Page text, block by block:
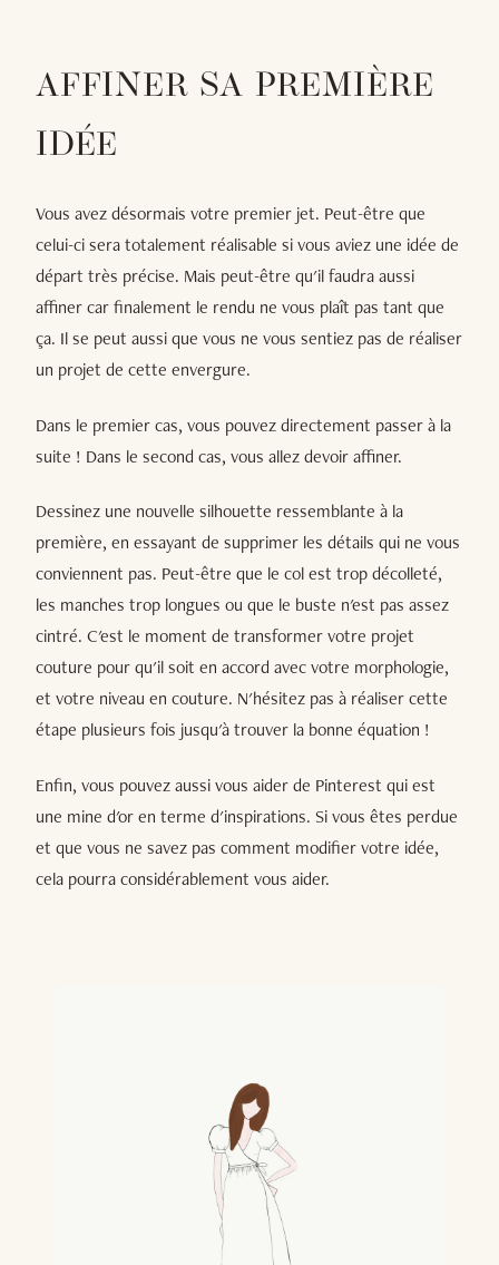
AFFINER SA PREMIÈRE
IDÉE
Vous avez désormais votre premier jet. Peut-être que
celui-ci sera totalement réalisable si vous aviez une idée de
départ très précise. Mais peut-être qu'il faudra aussi
affiner car finalement le rendu ne vous plaît pas tant que
ça. Il se peut aussi que vous ne vous sentiez pas de réaliser
un projet de cette envergure.
Dans le premier cas, vous pouvez directement passer à la
suite ! Dans le second cas, vous allez devoir affiner.
Dessinez une nouvelle silhouette ressemblante à la
première, en essayant de supprimer les détails qui ne vous
conviennent pas. Peut-être que le col est trop décolleté,
les manches trop longues ou que le buste n'est pas assez
cintré. C'est le moment de transformer votre projet
couture pour qu'il soit en accord avec votre morphologie,
et votre niveau en couture. N'hésitez pas à réaliser cette
étape plusieurs fois jusqu'à trouver la bonne équation !
Enfin, vous pouvez aussi vous aider de Pinterest qui est
une mine d'or en terme d'inspirations. Si vous êtes perdue
et que vous ne savez pas comment modifier votre idée,
cela pourra considérablement vous aider.